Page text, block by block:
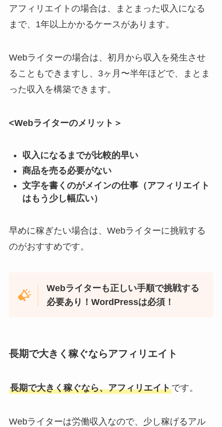
アフィリエイトの場合は、まとまった収入になる
まで、1年以上かかるケースがあります。
Webライターの場合は、初月から収入を発生させ
ることもできますし、3ヶ月〜半年ほどで、まとま
った収入を構築できます。
<Webライターのメリット＞
収入になるまでが比較的早い
商品を売る必要がない
文字を書くのがメインの仕事（アフィリエイト
はもう少し幅広い）
早めに稼ぎたい場合は、Webライターに挑戦する
のがおすすめです。
Webライターも正しい手順で挑戦する
必要あり！WordPressは必須！
長期で大きく稼ぐならアフィリエイト
長期で大きく稼ぐなら、アフィリエイトです。
Webライターは労働収入なので、少し稼げるアル